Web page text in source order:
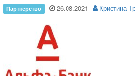
26.08.2021 Кристина